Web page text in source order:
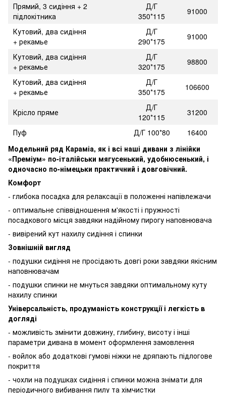
Прямий, 3 сидіння + 2
підлокітника
Д/Г
350*115
91000
Кутовий, два сидіння
+ рекамье
Д/Г
290*175
91000
Кутовий, два сидіння
+ рекамье
Д/Г
320*175
98800
Кутовий, два сидіння
+ рекамье
Д/Г
350*175
106600
Крісло пряме
Д/Г
120*115
31200
Пуф
Д/Г 100*80
16400
Модельний ряд Караміа, як і всі наші дивани з лінійки
«Преміум» по-італійськи мягусенький, удобнюсенький, і
одночасно по-німецьки практичний і довговічний.
Комфорт
- глибока посадка для релаксації в положенні напівлежачи
- оптимальне співвідношення м'якості і пружності
посадкового місця завдяки надійному пирогу наповнювача
- вивірений кут нахилу сидіння і спинки
Зовнішній вигляд
- подушки сидіння не просідають довгі роки завдяки якісним
наповнювачам
- подушки спинки не мнуться завдяки оптимальному куту
нахилу спинки
Універсальність, продуманість конструкції і легкість в
догляді
- можливість змінити довжину, глибину, висоту і інші
параметри дивана в момент оформлення замовлення
- войлок або додаткові гумові ніжки не дряпають підлогове
покриття
- чохли на подушках сидіння і спинки можна знімати для
періодичного вибивання пилу та хімчистки